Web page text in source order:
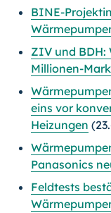
BINE-
ZIV und BDH:
Millionen-
eins vor
Heizungen
Panasonics
Feldtests